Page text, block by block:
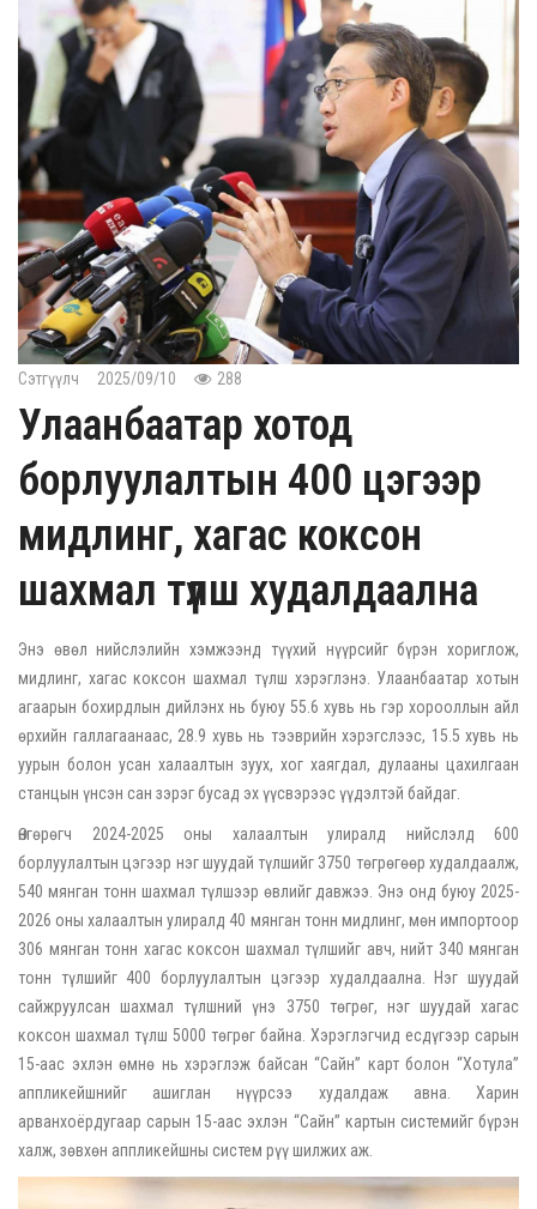
Сэтгүүлч 2025/09/10 288
Улаанбаатар хотод
борлуулалтын 400 цэгээр
мидлинг, хагас коксон
шахмал түлш худалдаална
Энэ өвөл нийслэлийн хэмжээнд түүхий нүүрсийг бүрэн хориглож,
мидлинг, хагас коксон шахмал түлш хэрэглэнэ. Улаанбаатар хотын
агаарын бохирдлын дийлэнх нь буюу 55.6 хувь нь гэр хорооллын айл
өрхийн галлагаанаас, 28.9 хувь нь тээврийн хэрэгслээс, 15.5 хувь нь
уурын болон усан халаалтын зуух, хог хаягдал, дулааны цахилгаан
станцын үнсэн сан зэрэг бусад эх үүсвэрээс үүдэлтэй байдаг.
Өнгөрөгч 2024-2025 оны халаалтын улиралд нийслэлд 600
борлуулалтын цэгээр нэг шуудай түлшийг 3750 төгрөгөөр худалдаалж,
540 мянган тонн шахмал түлшээр өвлийг давжээ. Энэ онд буюу 2025-
2026 оны халаалтын улиралд 40 мянган тонн мидлинг, мөн импортоор
306 мянган тонн хагас коксон шахмал түлшийг авч, нийт 340 мянган
тонн түлшийг 400 борлуулалтын цэгээр худалдаална. Нэг шуудай
сайжруулсан шахмал түлшний үнэ 3750 төгрөг, нэг шуудай хагас
коксон шахмал түлш 5000 төгрөг байна. Хэрэглэгчид есдүгээр сарын
15-аас эхлэн өмнө нь хэрэглэж байсан “Сайн” карт болон “Хотула”
аппликейшнийг ашиглан нүүрсээ худалдаж авна. Харин
арванхоёрдугаар сарын 15-аас эхлэн “Сайн” картын системийг бүрэн
халж, зөвхөн аппликейшны систем рүү шилжих аж.